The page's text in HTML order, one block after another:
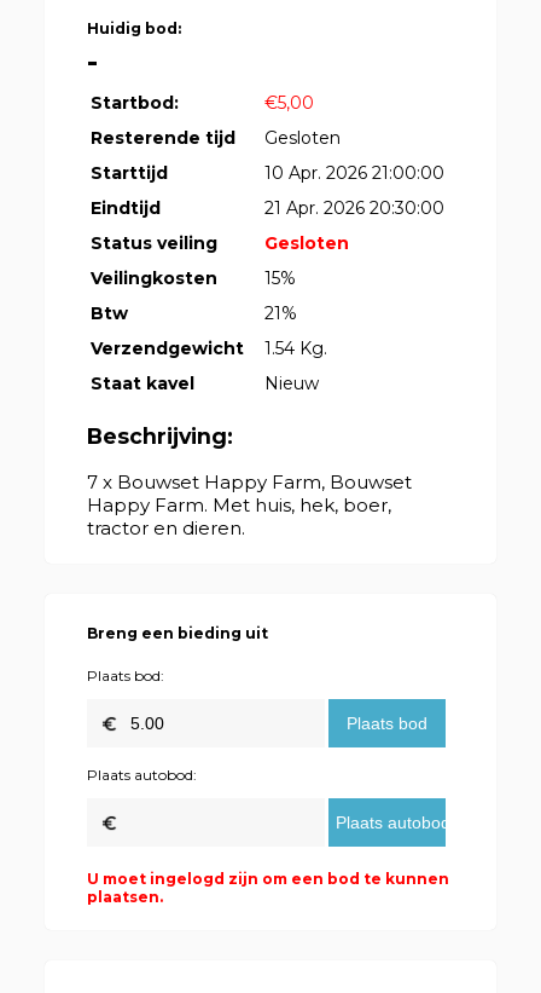
Huidig bod:
-
Startbod:
€5,00
Resterende tijd
Gesloten
Starttijd
10 Apr. 2026 21:00:00
Eindtijd
21 Apr. 2026 20:30:00
Status veiling
Gesloten
Veilingkosten
15%
Btw
21%
Verzendgewicht
1.54 Kg.
Staat kavel
Nieuw
Beschrijving:
7 x Bouwset Happy Farm, Bouwset
Happy Farm. Met huis, hek, boer,
tractor en dieren.
Breng een bieding uit
Plaats bod:
Plaats autobod:
U moet ingelogd zijn om een bod te kunnen
plaatsen.